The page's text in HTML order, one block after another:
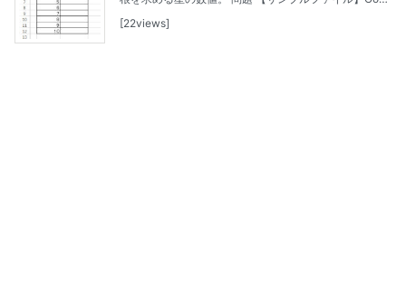
leDreiveで表示されます。ダウンロードし、Excelで開
いてください。 各数値の...
22views